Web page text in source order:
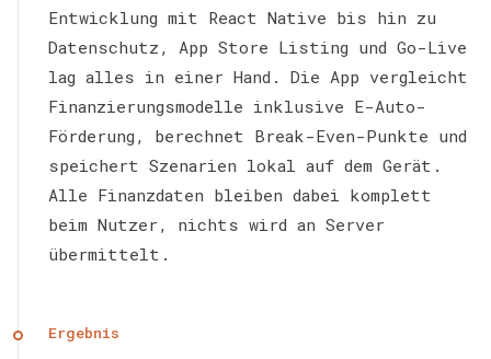
Entwicklung mit React Native bis hin zu
Datenschutz, App Store Listing und Go-Live
lag alles in einer Hand. Die App vergleicht
Finanzierungsmodelle inklusive E-Auto-
Förderung, berechnet Break-Even-Punkte und
speichert Szenarien lokal auf dem Gerät.
Alle Finanzdaten bleiben dabei komplett
beim Nutzer, nichts wird an Server
übermittelt.
Ergebnis